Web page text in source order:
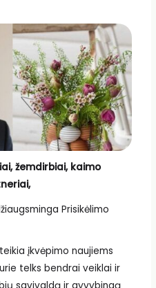
žemdirbiai, kaimo
Prisikėlimo
įkvėpimo naujiems
telks bendrai veiklai ir